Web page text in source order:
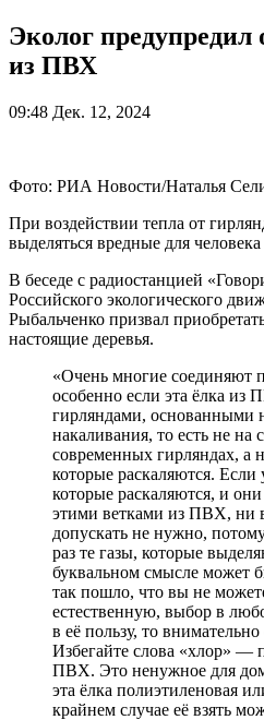
Эколог предупредил
из ПВХ
09:48 Дек. 12, 2024
Фото: РИА Новости/Наталья
При воздействии тепла от
выделяться вредные для
В беседе с радиостанцией
Российского экологического
Рыбальченко призвал
настоящие деревья.
«Очень многие соединяют
особенно если эта ёлка из
гирляндами, основанными
накаливания, то есть не на
современных гирляндах, а
которые раскаляются. Если
которые раскаляются, и
этими ветками из ПВХ, ни в
допускать не нужно,
раз те газы, которые
буквальном смысле может
так пошло, что вы не
естественную, выбор в
в её пользу, то
Избегайте слова «хлор» —
ПВХ. Это ненужное для
эта ёлка полиэтиленовая
крайнем случае её взять